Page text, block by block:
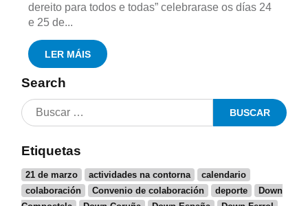
dereito para todos e todas” celebrarase os días 24
e 25 de...
LER MÁIS
Search
Etiquetas
21 de marzo actividades na contorna
calendario
colaboración
Convenio de colaboración deporte
Down